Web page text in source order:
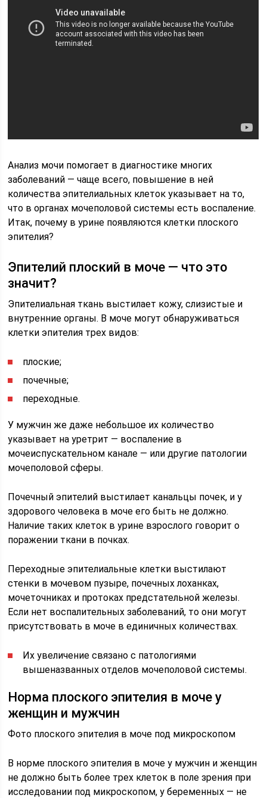
Анализ мочи помогает в диагностике многих
заболеваний — чаще всего, повышение в ней
количества эпителиальных клеток указывает на то,
что в органах мочеполовой системы есть воспаление.
Итак, почему в урине появляются клетки плоского
эпителия?
Эпителий плоский в моче — что это
значит?
Эпителиальная ткань выстилает кожу, слизистые и
внутренние органы. В моче могут обнаруживаться
клетки эпителия трех видов:
плоские;
почечные;
переходные.
У мужчин же даже небольшое их количество
указывает на уретрит — воспаление в
мочеиспускательном канале — или другие патологии
мочеполовой сферы.
Почечный эпителий выстилает канальцы почек, и у
здорового человека в моче его быть не должно.
Наличие таких клеток в урине взрослого говорит о
поражении ткани в почках.
Переходные эпителиальные клетки выстилают
стенки в мочевом пузыре, почечных лоханках,
мочеточниках и протоках предстательной железы.
Если нет воспалительных заболеваний, то они могут
присутствовать в моче в единичных количествах.
Их увеличение связано с патологиями
вышеназванных отделов мочеполовой системы.
Норма плоского эпителия в моче у
женщин и мужчин
Фото плоского эпителия в моче под микроскопом
В норме плоского эпителия в моче у мужчин и женщин
не должно быть более трех клеток в поле зрения при
исследовании под микроскопом, у беременных — не